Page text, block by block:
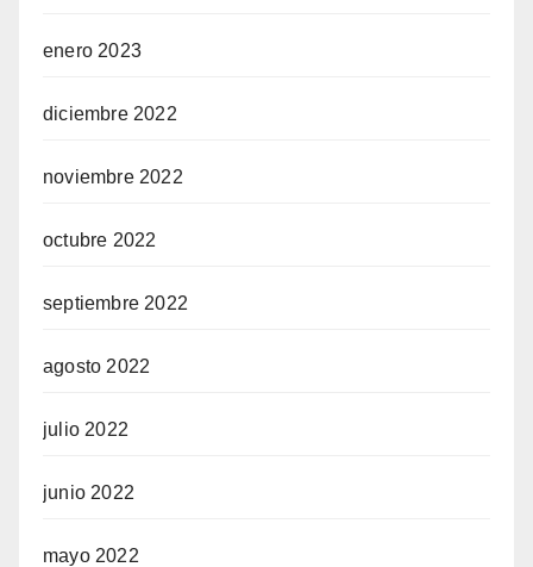
enero 2023
diciembre 2022
noviembre 2022
octubre 2022
septiembre 2022
agosto 2022
julio 2022
junio 2022
mayo 2022